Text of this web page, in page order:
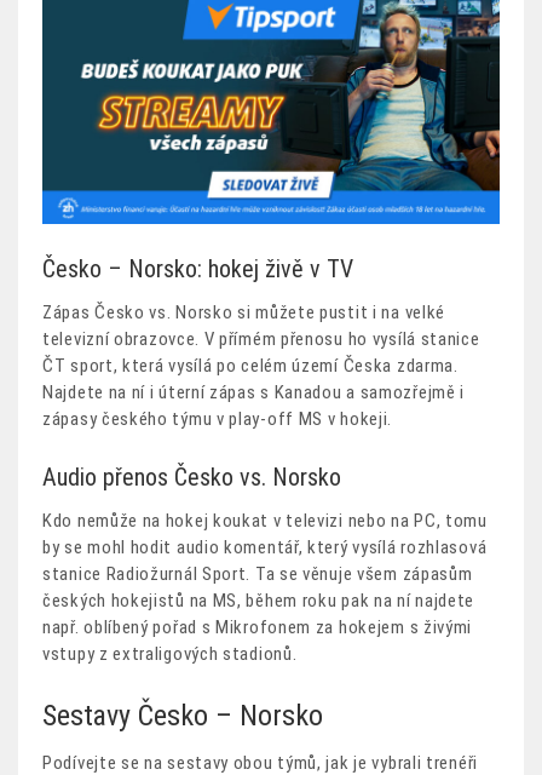
Česko – Norsko: hokej živě v TV
Zápas Česko vs. Norsko si můžete pustit i na velké
televizní obrazovce. V přímém přenosu ho vysílá stanice
ČT sport, která vysílá po celém území Česka zdarma.
Najdete na ní i úterní zápas s Kanadou a samozřejmě i
zápasy českého týmu v play-off MS v hokeji.
Audio přenos Česko vs. Norsko
Kdo nemůže na hokej koukat v televizi nebo na PC, tomu
by se mohl hodit audio komentář, který vysílá rozhlasová
stanice Radiožurnál Sport. Ta se věnuje všem zápasům
českých hokejistů na MS, během roku pak na ní najdete
např. oblíbený pořad s Mikrofonem za hokejem s živými
vstupy z extraligových stadionů.
Sestavy Česko – Norsko
Podívejte se na sestavy obou týmů, jak je vybrali trenéři